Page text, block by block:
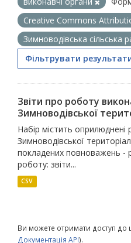
Creative Commons
Зимноводівська сільська
Фільтрувати
Звіти про роботу
Зимноводівської
Набір містить оприлюднені
Зимноводівської
покладених повноважень -
роботу: звіти...
CSV
Ви можете отримати доступ до
Документація API).